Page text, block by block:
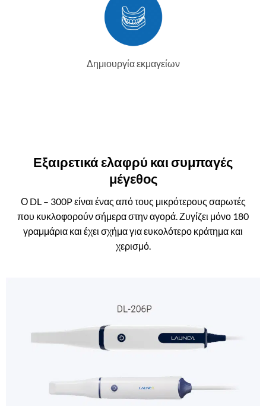
Δημιουργία εκμαγείων
Εξαιρετικά ελαφρύ και συμπαγές
μέγεθος
Ο DL – 300P είναι ένας από τους μικρότερους σαρωτές
που κυκλοφορούν σήμερα στην αγορά. Ζυγίζει μόνο 180
γραμμάρια και έχει σχήμα για ευκολότερο κράτημα και
χερισμό.